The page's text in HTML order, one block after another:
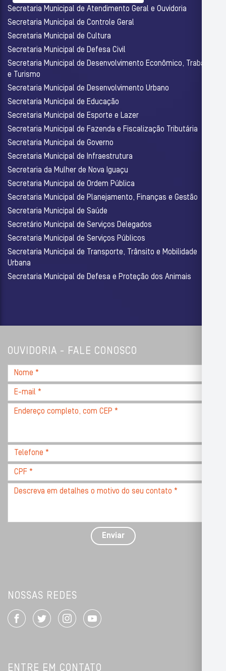
Secretaria Municipal de Atendimento Geral e Ouvidoria
Secretaria Municipal de Controle Geral
Secretaria Municipal de Cultura
Secretaria Municipal de Defesa Civil
Secretaria Municipal de Desenvolvimento Econômico, Trabalho
e Turismo
Secretaria Municipal de Desenvolvimento Urbano
Secretaria Municipal de Educação
Secretaria Municipal de Esporte e Lazer
Secretaria Municipal de Fazenda e Fiscalização Tributária
Secretaria Municipal de Governo
Secretaria Municipal de Infraestrutura
Secretaria da Mulher de Nova Iguaçu
Secretaria Municipal de Ordem Pública
Secretaria Municipal de Planejamento, Finanças e Gestão
Secretaria Municipal de Saúde
Secretário Municipal de Serviços Delegados
Secretaria Municipal de Serviços Públicos
Secretaria Municipal de Transporte, Trânsito e Mobilidade
Urbana
Secretaria Municipal de Defesa e Proteção dos Animais
OUVIDORIA - FALE CONOSCO
Nome
*
E-
mail
Endereço
CEP
Telefone
*
CPF
*
Descreva
com
Enviar
NOSSAS REDES
ENTRE EM CONTATO